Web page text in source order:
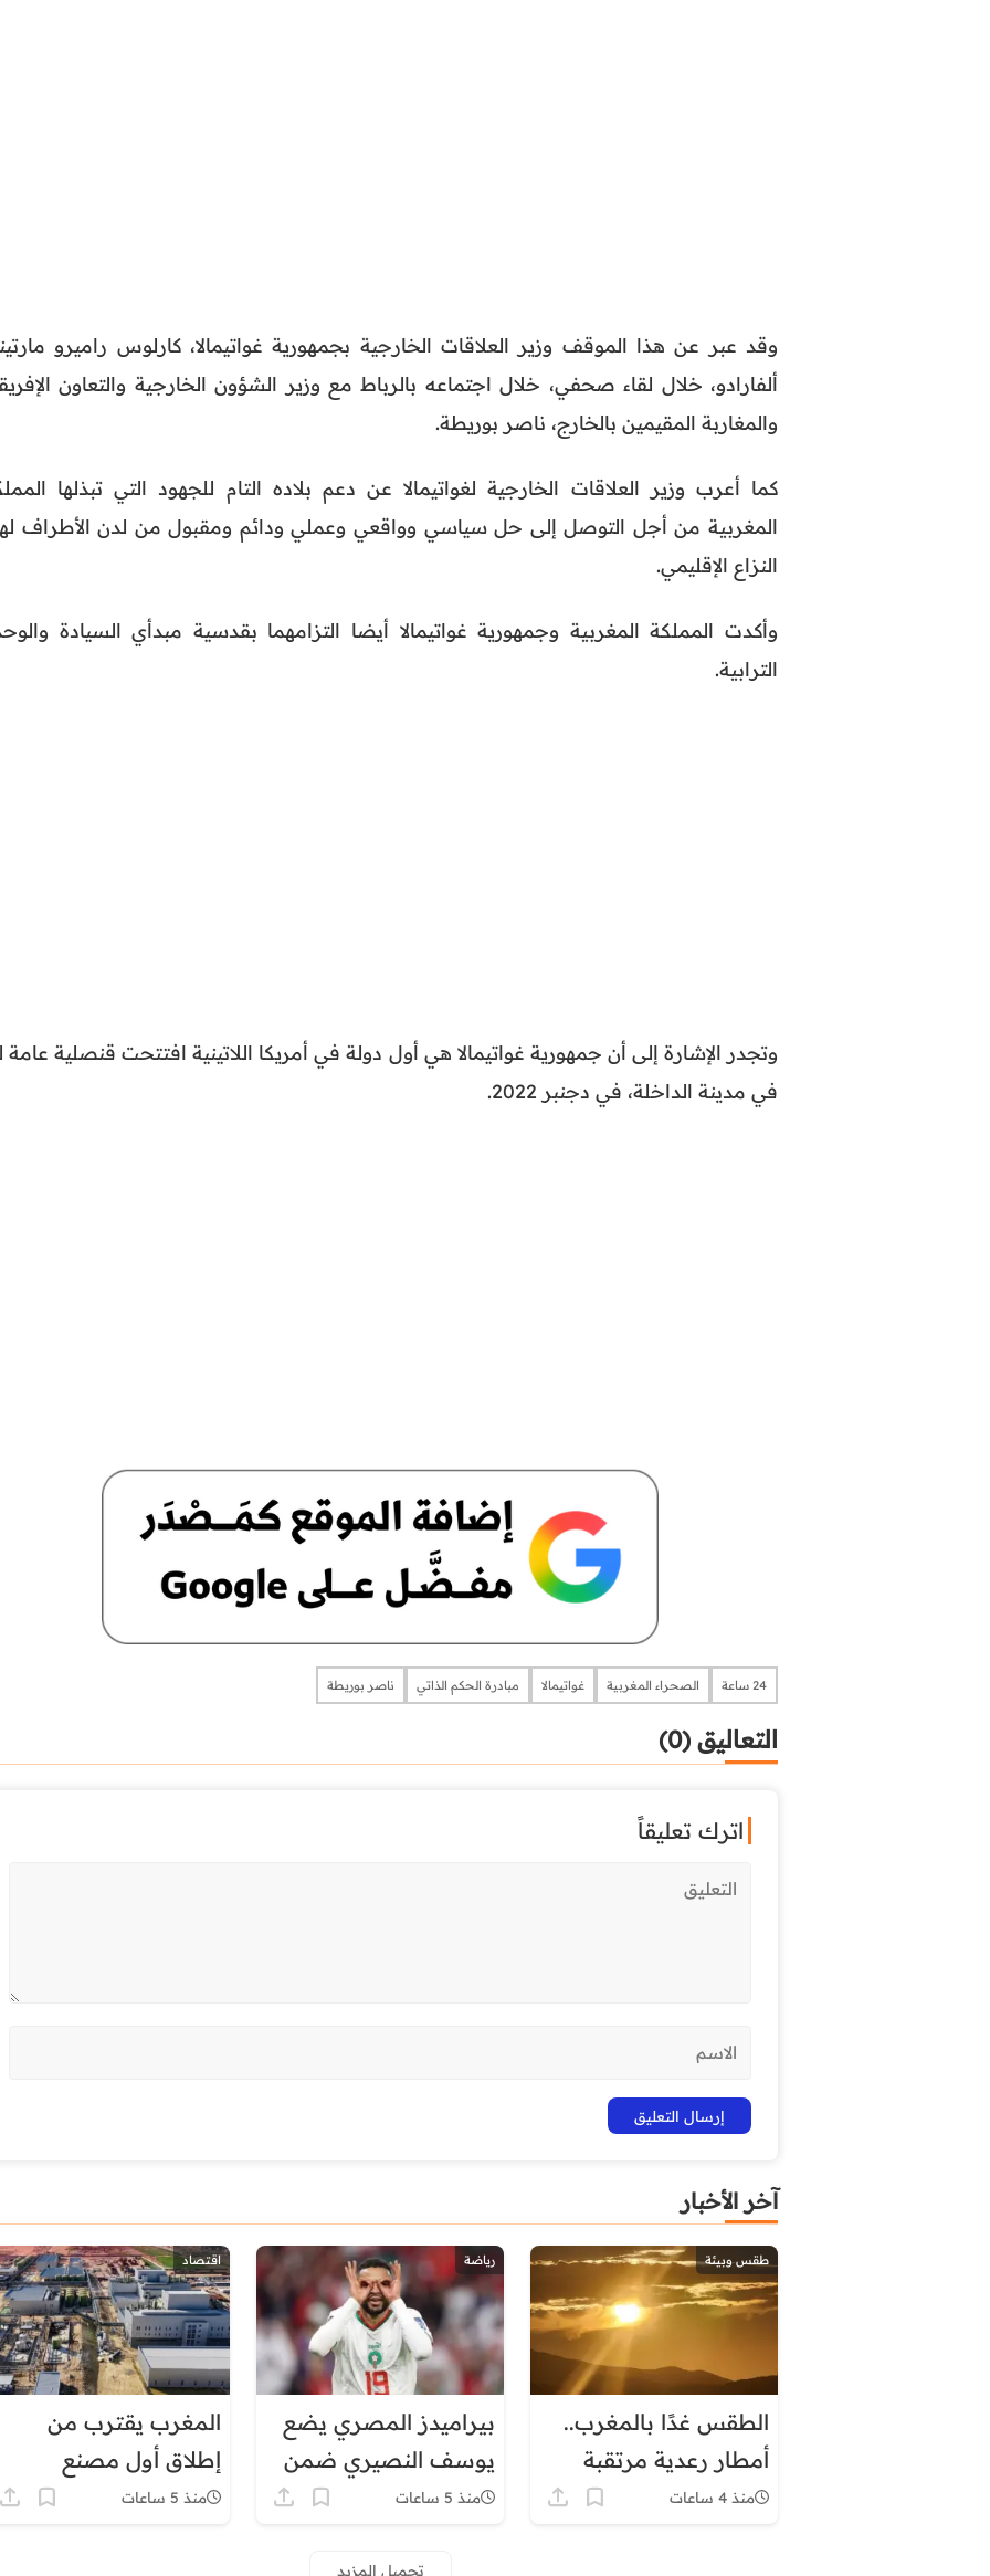
وقد عبر عن هذا الموقف وزير العلاقات الخارجية بجمهورية غواتيمالا، كارلوس راميرو
ألفارادو، خلال لقاء صحفي، خلال اجتماعه بالرباط مع وزير الشؤون الخارجية والتعاون
والمغاربة المقيمين بالخارج، ناصر بوريطة.
كما أعرب وزير العلاقات الخارجية لغواتيمالا عن دعم بلاده التام للجهود التي تبذلها
المغربية من أجل التوصل إلى حل سياسي وواقعي وعملي ودائم ومقبول من لدن الأطراف
النزاع الإقليمي.
وأكدت المملكة المغربية وجمهورية غواتيمالا أيضا التزامهما بقدسية مبدأي السيادة
الترابية.
وتجدر الإشارة إلى أن جمهورية غواتيمالا هي أول دولة في أمريكا اللاتينية افتتحت قنصلية عامة
في مدينة الداخلة، في دجنبر 2022.
24 ساعة الصحراء المغربية غواتيمالا مبادرة الحكم الذاتي ناصر بوريطة
التعاليق (0)
اترك تعليقاً
آخر الأخبار
طقس وبيئة
الطقس غدًا بالمغرب..
أمطار رعدية مرتقبة
وحرارة تصل إلى 45
منذ 4 ساعات
رياضة
بيراميدز المصري يضع
يوسف النصيري ضمن
أولوياته الهجومية
منذ 5 ساعات
اقتصاد
المغرب يقترب من
إطلاق أول مصنع
للبطاريات في إفريقيا
منذ 5 ساعات
تحميل المزيد